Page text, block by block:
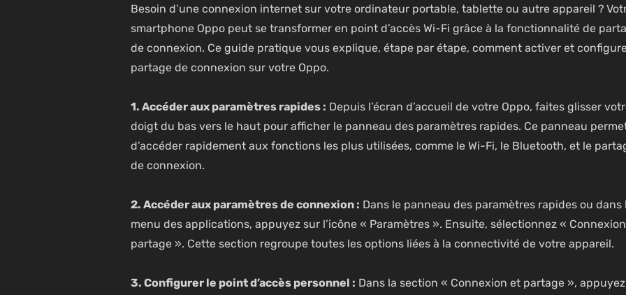
Besoin d’une connexion internet sur votre ordinateur portable, tablette ou autre appareil ?
smartphone Oppo peut se transformer en point d’accès Wi-Fi grâce à la fonctionnalité de
de connexion. Ce guide pratique vous explique, étape par étape, comment activer et
partage de connexion sur votre Oppo.
1. Accéder aux paramètres rapides : Depuis l’écran d’accueil de votre Oppo, faites glisser
doigt du bas vers le haut pour afficher le panneau des paramètres rapides. Ce panneau
d’accéder rapidement aux fonctions les plus utilisées, comme le Wi-Fi, le Bluetooth, et le
de connexion.
2. Accéder aux paramètres de connexion : Dans le panneau des paramètres rapides ou dans
menu des applications, appuyez sur l’icône « Paramètres ». Ensuite, sélectionnez «
partage ». Cette section regroupe toutes les options liées à la connectivité de votre appareil.
3. Configurer le point d’accès personnel : Dans la section « Connexion et partage »,